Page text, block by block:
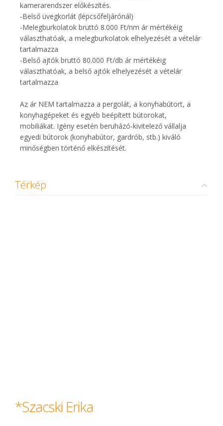
kamerarendszer előkészítés.
-Belső üvegkorlát (lépcsőfeljárónál)
-Melegburkolatok bruttó 8.000 Ft/nm ár mértékéig
választhatóak, a melegburkolatok elhelyezését a vételár
tartalmazza
-Belső ajtók bruttó 80.000 Ft/db ár mértékéig
választhatóak, a belső ajtók elhelyezését a vételár
tartalmazza
Az ár NEM tartalmazza a pergolát, a konyhabútort, a
konyhagépeket és egyéb beépített bútorokat,
mobiliákat. Igény esetén beruházó-kivitelező vállalja
egyedi bútorok (konyhabútor, gardrób, stb.) kiváló
minőségben történő elkészítését.
Térkép
*Szacski Erika